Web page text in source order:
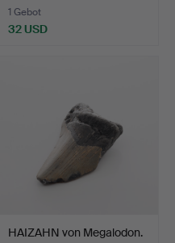
1 Gebot
32 USD
HAIZAHN von Megalodon.